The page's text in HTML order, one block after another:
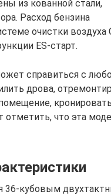
из кованной стали,
Расход бензина
очистки воздуха
ES-старт.
справиться с
дрова,
кронировать
что эта
36-кубовым